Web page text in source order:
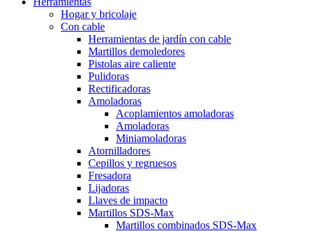
Hogar y bricolaje
Con cable
Herramientas de jardín con cable
Martillos demoledores
Pistolas aire caliente
Pulidoras
Rectificadoras
Amoladoras
Acoplamientos amoladoras
Amoladoras
Miniamoladoras
Atornilladores
Cepillos y regruesos
Fresadora
Lijadoras
Llaves de impacto
Martillos SDS-Max
Martillos combinados SDS-Max